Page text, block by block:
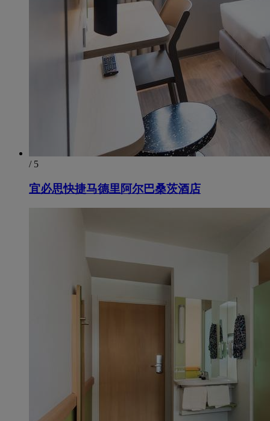
/ 5
宜必思快捷马德里阿尔巴桑茨酒店